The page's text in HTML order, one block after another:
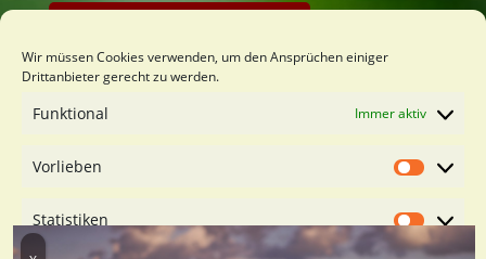
Wir müssen Cookies verwenden, um den Ansprüchen einiger
Drittanbieter gerecht zu werden.
Funktional Immer aktiv
Vorlieben Vorlieben
Statistiken